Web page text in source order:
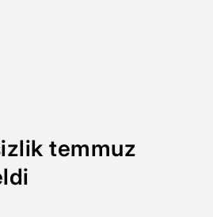
temmuz